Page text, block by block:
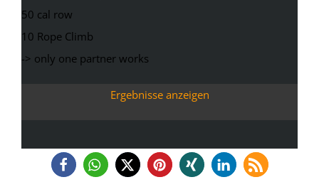
50 cal row
10 Rope Climb
-> only one partner works
Ergebnisse anzeigen